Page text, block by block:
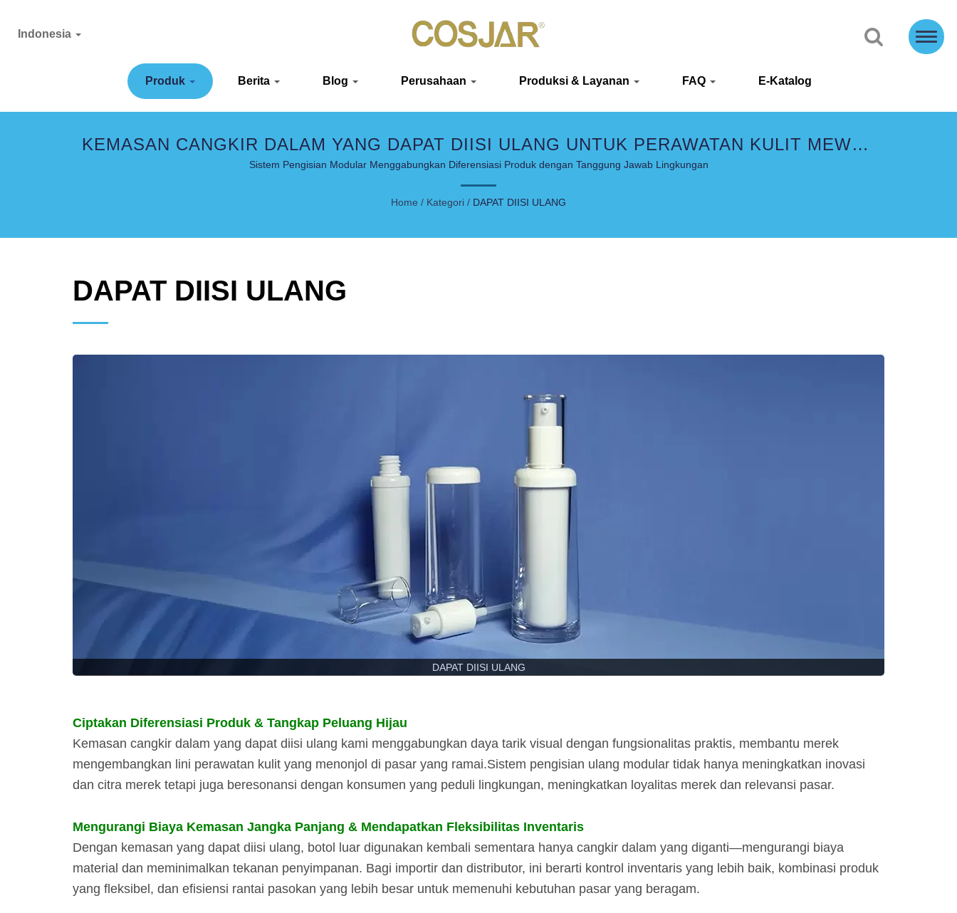
Produk Berita Blog Perusahaan Produksi & Layanan FAQ E-Katalog
Indonesia
KEMASAN CANGKIR DALAM YANG DAPAT DIISI ULANG UNTUK PERAWATAN KULIT MEWAH
YANG BERKELANJUTAN
Sistem Pengisian Modular Menggabungkan Diferensiasi Produk dengan Tanggung Jawab Lingkungan
Home / Kategori / DAPAT DIISI ULANG
DAPAT DIISI ULANG
DAPAT DIISI ULANG
Ciptakan Diferensiasi Produk & Tangkap Peluang Hijau
Kemasan cangkir dalam yang dapat diisi ulang kami menggabungkan daya tarik visual dengan fungsionalitas praktis, membantu merek
mengembangkan lini perawatan kulit yang menonjol di pasar yang ramai.Sistem pengisian ulang modular tidak hanya meningkatkan inovasi
dan citra merek tetapi juga beresonansi dengan konsumen yang peduli lingkungan, meningkatkan loyalitas merek dan relevansi pasar.
Mengurangi Biaya Kemasan Jangka Panjang & Mendapatkan Fleksibilitas Inventaris
Dengan kemasan yang dapat diisi ulang, botol luar digunakan kembali sementara hanya cangkir dalam yang diganti—mengurangi biaya
material dan meminimalkan tekanan penyimpanan. Bagi importir dan distributor, ini berarti kontrol inventaris yang lebih baik, kombinasi produk
yang fleksibel, dan efisiensi rantai pasokan yang lebih besar untuk memenuhi kebutuhan pasar yang beragam.